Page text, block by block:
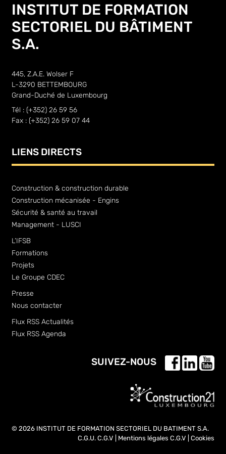
INSTITUT DE FORMATION
SECTORIEL DU BÂTIMENT
S.A.
445, Z.A.E. Wolser F
L-3290 BETTEMBOURG
Grand-Duché de Luxembourg
Tél : (+352) 26 59 56
Fax : (+352) 26 59 07 44
LIENS DIRECTS
Construction & construction durable
Construction mécanisée - Engins
Sécurité & santé au travail
Management - LUSCI
L’IFSB
Formations
Projets
Le Groupe CDEC
Presse
Nous contacter
Flux RSS Actualités
Flux RSS Agenda
SUIVEZ-NOUS
© 2026 INSTITUT DE FORMATION SECTORIEL DU BATIMENT S.A.
C.G.U. C.G.V Mentions légales C.G.V Cookies